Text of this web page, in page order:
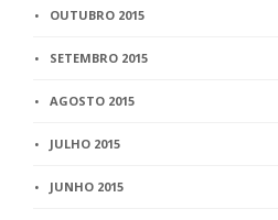
OUTUBRO 2015
SETEMBRO 2015
AGOSTO 2015
JULHO 2015
JUNHO 2015